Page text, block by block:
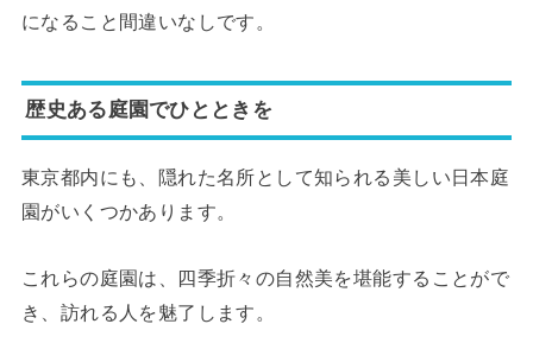
になること間違いなしです。
歴史ある庭園でひとときを
東京都内にも、隠れた名所として知られる美しい日本庭
園がいくつかあります。
これらの庭園は、四季折々の自然美を堪能することがで
き、訪れる人を魅了します。